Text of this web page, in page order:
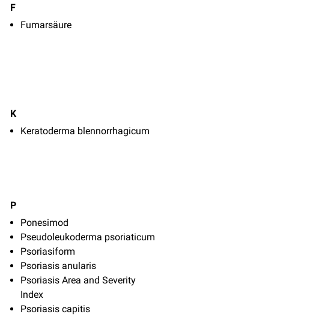
F
Fumarsäure
K
Keratoderma blennorrhagicum
P
Ponesimod
Pseudoleukoderma psoriaticum
Psoriasiform
Psoriasis anularis
Psoriasis Area and Severity
Index
Psoriasis capitis